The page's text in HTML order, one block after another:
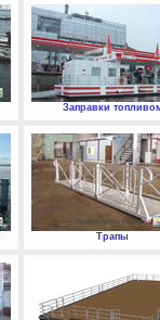
Заправки
Трапы